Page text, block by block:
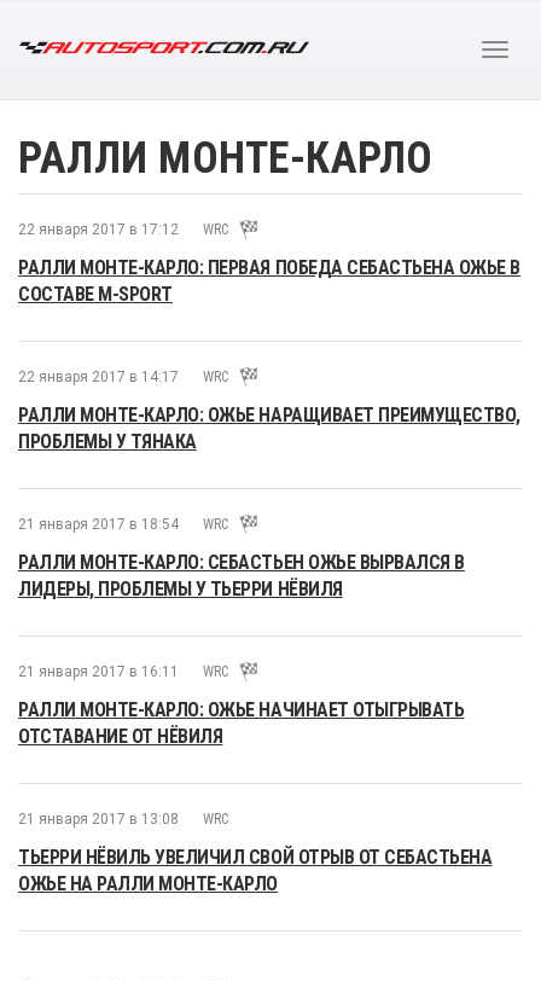
РАЛЛИ МОНТЕ-КАРЛО
22 января 2017 в 17:12 WRC
РАЛЛИ МОНТЕ-КАРЛО: ПЕРВАЯ ПОБЕДА СЕБАСТЬЕНА ОЖЬЕ В
СОСТАВЕ M-SPORT
22 января 2017 в 14:17 WRC
РАЛЛИ МОНТЕ-КАРЛО: ОЖЬЕ НАРАЩИВАЕТ ПРЕИМУЩЕСТВО,
ПРОБЛЕМЫ У ТЯНАКА
21 января 2017 в 18:54 WRC
РАЛЛИ МОНТЕ-КАРЛО: СЕБАСТЬЕН ОЖЬЕ ВЫРВАЛСЯ В
ЛИДЕРЫ, ПРОБЛЕМЫ У ТЬЕРРИ НЁВИЛЯ
21 января 2017 в 16:11 WRC
РАЛЛИ МОНТЕ-КАРЛО: ОЖЬЕ НАЧИНАЕТ ОТЫГРЫВАТЬ
ОТСТАВАНИЕ ОТ НЁВИЛЯ
21 января 2017 в 13:08 WRC
ТЬЕРРИ НЁВИЛЬ УВЕЛИЧИЛ СВОЙ ОТРЫВ ОТ СЕБАСТЬЕНА
ОЖЬЕ НА РАЛЛИ МОНТЕ-КАРЛО